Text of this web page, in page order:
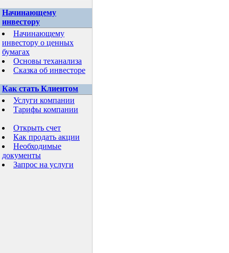
Начинающему
инвестору
Начинающему
инвестору о ценных
бумагах
Основы теханализа
Сказка об инвесторе
Как стать Клиентом
Услуги компании
Тарифы компании
Открыть счет
Как продать акции
Необходимые
документы
Запрос на услуги